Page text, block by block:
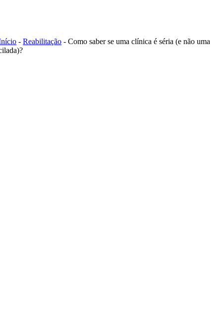
-Reabilitação -Como saber se uma clínica é séria (e não uma